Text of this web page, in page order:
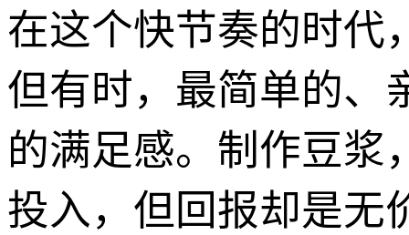
在这个快节奏的时代
但有时，最简单的、
的满足感。制作豆浆
投入，但回报却是